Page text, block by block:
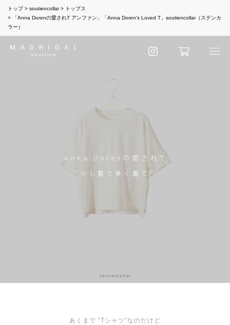
トップ soutiencollar
トップス
「Anna Dorenの愛されT アンファン」「Anna Doren's Loved T」soutiencollar（ステンカ
ラー）
Anna Dorenの愛されT
"少し着て長く着て"
あくまで ”Tシャツ”なのだけど